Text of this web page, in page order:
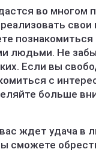
во многом
свои
познакомиться
людьми. Не
Если вы
с
больше
ждет удача в
сможете